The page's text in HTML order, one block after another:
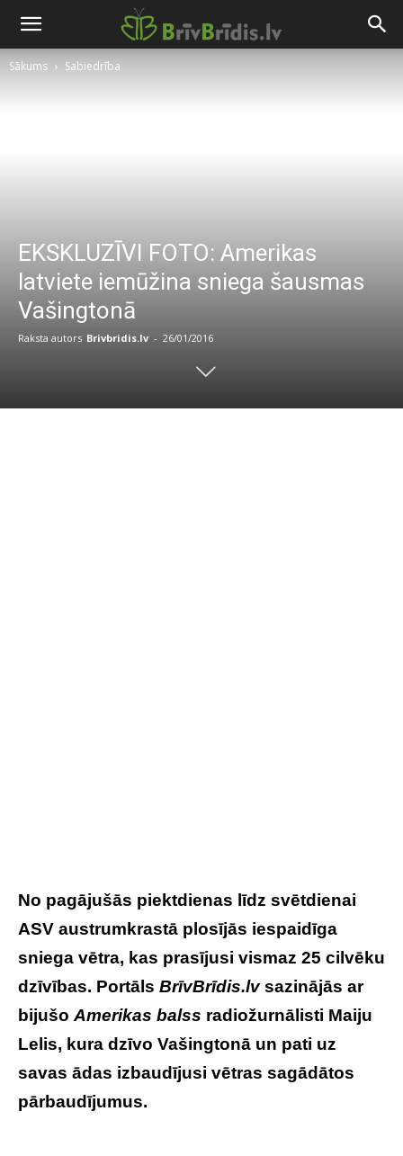
Sākums Sabiedrība
EKSKLUZĪVI FOTO: Amerikas
latviete iemūžina sniega šausmas
Vašingtonā
Raksta autors Brivbridis.lv - 26/01/2016
No pagājušās piektdienas līdz svētdienai
ASV austrumkrastā plosījās iespaidīga
sniega vētra, kas prasījusi vismaz 25 cilvēku
dzīvības. Portāls BrīvBrīdis.lvsazinājās ar
bijušo Amerikas balss radiožurnālisti Maiju
Lelis, kura dzīvo Vašingtonā un pati uz
savas ādas izbaudījusi vētras sagādātos
pārbaudījumus.